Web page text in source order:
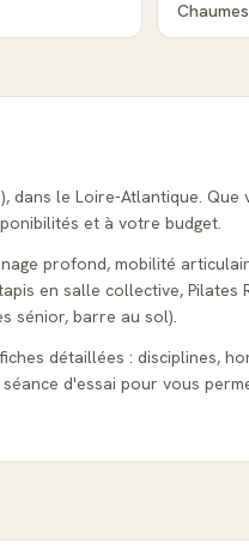
dans le Loire-Atlantique.
et à votre budget.
profond, mobilité
en salle collective, Pilates
sénior, barre au sol).
détaillées : disciplines,
d'essai pour vous